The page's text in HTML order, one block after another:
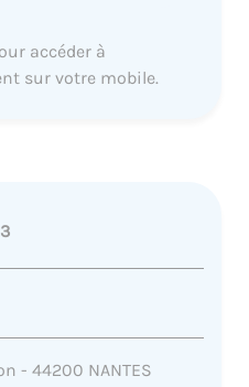
accéder à
sur votre mobile.
- 44200 NANTES